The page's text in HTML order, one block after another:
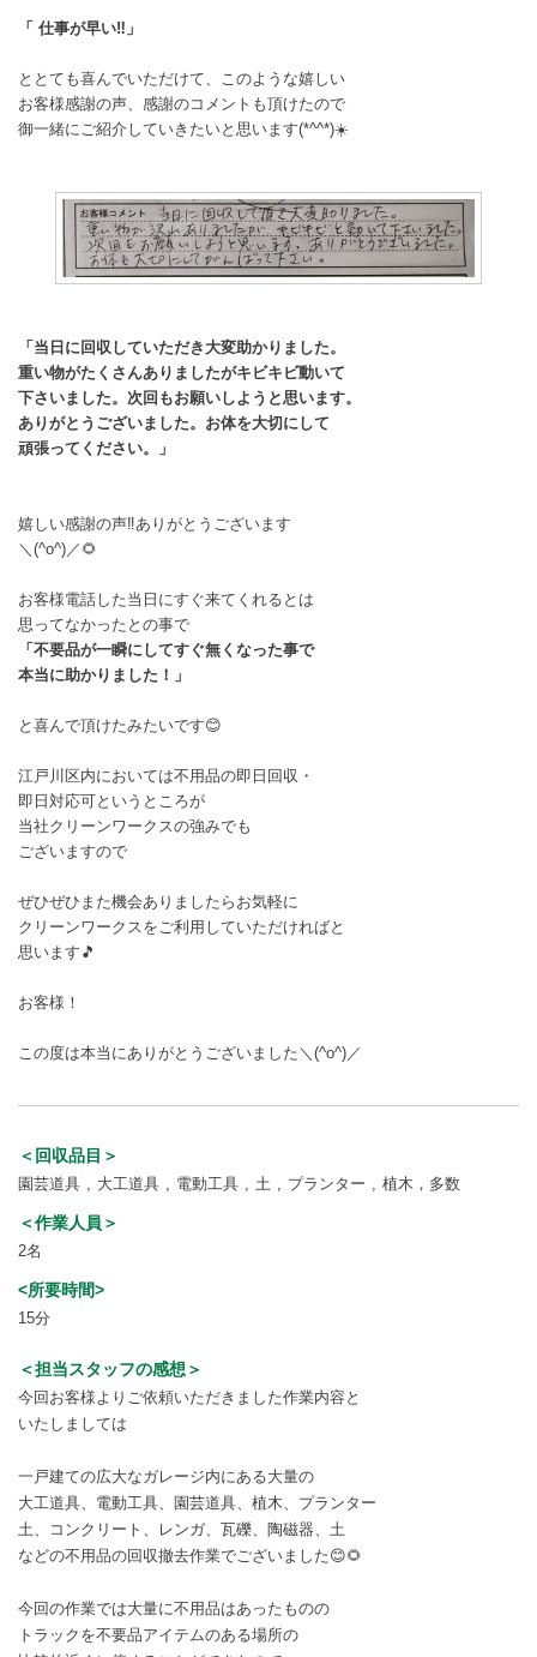
「 仕事が早い‼️」
ととても喜んでいただけて、このような嬉しい
お客様感謝の声、感謝のコメントも頂けたので
御一緒にご紹介していきたいと思います(*^^*)☀️
「当日に回収していただき大変助かりました。
重い物がたくさんありましたがキビキビ動いて
下さいました。次回もお願いしようと思います。
ありがとうございました。お体を大切にして
頑張ってください。」
嬉しい感謝の声‼️ありがとうございます
＼(^o^)／🌻
お客様電話した当日にすぐ来てくれるとは
思ってなかったとの事で
「不要品が一瞬にしてすぐ無くなった事で
本当に助かりました！」
と喜んで頂けたみたいです😊
江戸川区内においては不用品の即日回収・
即日対応可というところが
当社クリーンワークスの強みでも
ございますので
ぜひぜひまた機会ありましたらお気軽に
クリーンワークスをご利用していただければと
思います🎵
お客様！
この度は本当にありがとうございました＼(^o^)／
＜回収品目＞
園芸道具 大工道具 電動工具 土 プランター 植木，多数
＜作業人員＞
2名
<所要時間>
15分
＜担当スタッフの感想＞
今回お客様よりご依頼いただきました作業内容と
いたしましては
一戸建ての広大なガレージ内にある大量の
大工道具、電動工具、園芸道具、植木、プランター
土、コンクリート、レンガ、瓦礫、陶磁器、土
などの不用品の回収撤去作業でございました😊🌻
今回の作業では大量に不用品はあったものの
トラックを不要品アイテムのある場所の